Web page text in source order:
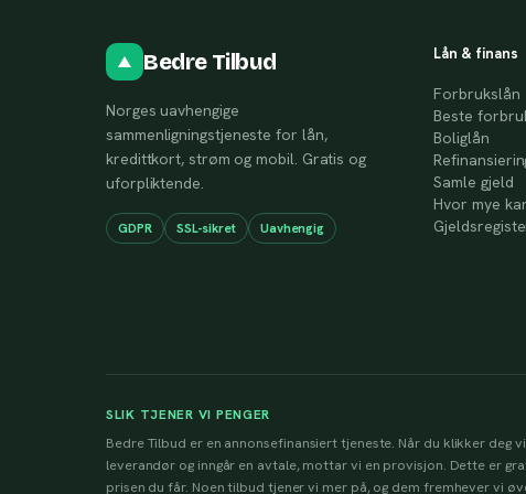
Bedre Tilbud
Norges uavhengige
sammenligningstjeneste for lån,
kredittkort, strøm og mobil. Gratis og
uforpliktende.
GDPR SSL-sikret Uavhengig
Lån & finans
Forbrukslån
Beste
Boliglån
Samle gjeld
Hvor mye
SLIK TJENER VI PENGER
Bedre Tilbud er en annonsefinansiert tjeneste. Når du klikker deg
leverandør og inngår en avtale, mottar vi en provisjon. Dette er
prisen du får. Noen tilbud tjener vi mer på, og dem fremhever vi